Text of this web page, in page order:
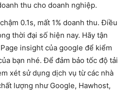
thu cho doanh nghiệp.
0.1s, mất 1% doanh thu. Điều
thời đại số hiện nay. Hãy tận
insight của google để kiểm
bạn nhé. Để đảm bảo tốc độ tải
xét sử dụng dịch vụ từ các nhà
lượng như Google, Hawhost,